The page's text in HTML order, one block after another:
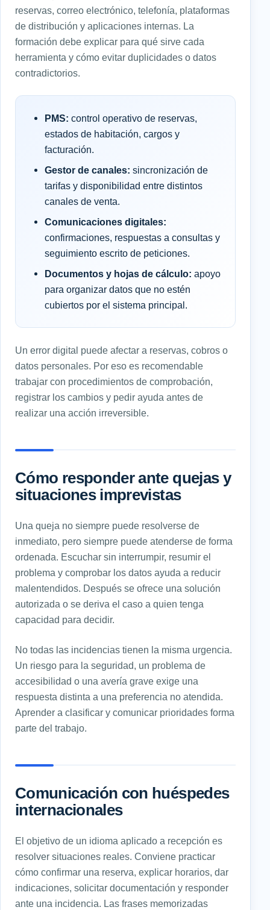
reservas, correo electrónico, telefonía, plataformas
de distribución y aplicaciones internas. La
formación debe explicar para qué sirve cada
herramienta y cómo evitar duplicidades o datos
contradictorios.
PMS: control operativo de reservas,
estados de habitación, cargos y
facturación.
Gestor de canales: sincronización de
tarifas y disponibilidad entre distintos
canales de venta.
Comunicaciones digitales:
confirmaciones, respuestas a consultas y
seguimiento escrito de peticiones.
Documentos y hojas de cálculo: apoyo
para organizar datos que no estén
cubiertos por el sistema principal.
Un error digital puede afectar a reservas, cobros o
datos personales. Por eso es recomendable
trabajar con procedimientos de comprobación,
registrar los cambios y pedir ayuda antes de
realizar una acción irreversible.
Cómo responder ante quejas y
situaciones imprevistas
Una queja no siempre puede resolverse de
inmediato, pero siempre puede atenderse de forma
ordenada. Escuchar sin interrumpir, resumir el
problema y comprobar los datos ayuda a reducir
malentendidos. Después se ofrece una solución
autorizada o se deriva el caso a quien tenga
capacidad para decidir.
No todas las incidencias tienen la misma urgencia.
Un riesgo para la seguridad, un problema de
accesibilidad o una avería grave exige una
respuesta distinta a una preferencia no atendida.
Aprender a clasificar y comunicar prioridades forma
parte del trabajo.
Comunicación con huéspedes
internacionales
El objetivo de un idioma aplicado a recepción es
resolver situaciones reales. Conviene practicar
cómo confirmar una reserva, explicar horarios, dar
indicaciones, solicitar documentación y responder
ante una incidencia. Las frases memorizadas